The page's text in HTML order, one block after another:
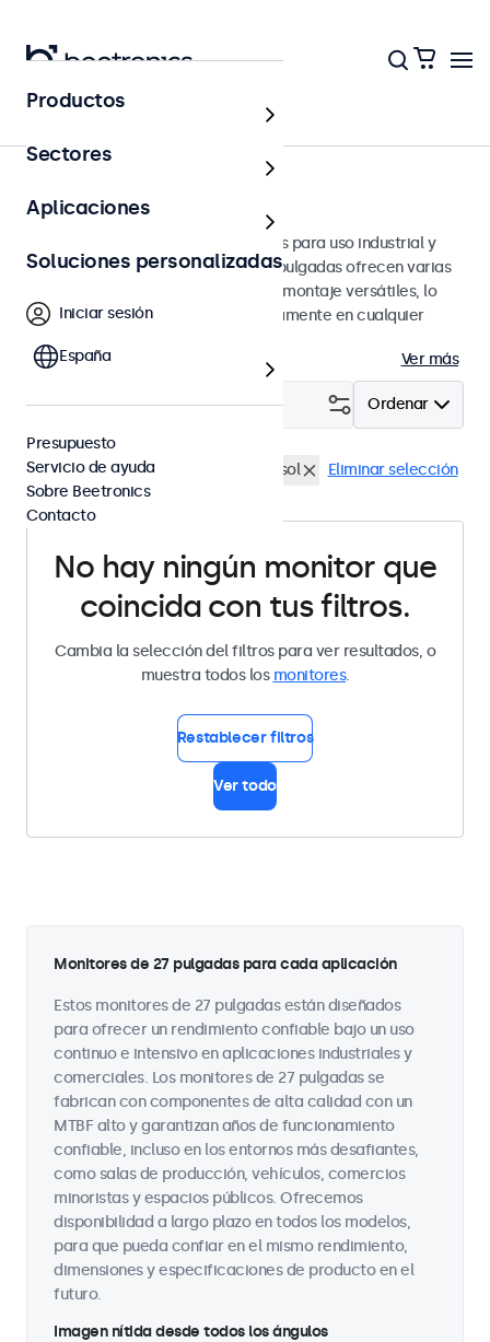
Monitores
Monitores de 27 pulgadas
Monitores de 27 pulgadas diseñados para uso industrial y
profesional. Estos monitores de 27 pulgadas ofrecen varias
conexiones de video y opciones de montaje versátiles, lo
que les permite integrarse perfectamente en cualquier
Ver más
Ordenar
Filtrar (0)
Monitores 27" Legible a la luz del sol Eliminar selección
No hay ningún monitor que
coincida con tus filtros.
Cambia la selección del filtros para ver resultados, o
muestra todos los monitores.
Restablecer filtros
Ver todo
Monitores de 27 pulgadas para cada aplicación
Estos monitores de 27 pulgadas están diseñados
para ofrecer un rendimiento confiable bajo un uso
continuo e intensivo en aplicaciones industriales y
comerciales. Los monitores de 27 pulgadas se
fabrican con componentes de alta calidad con un
MTBF alto y garantizan años de funcionamiento
confiable, incluso en los entornos más desafiantes,
como salas de producción, vehículos, comercios
minoristas y espacios públicos. Ofrecemos
disponibilidad a largo plazo en todos los modelos,
para que pueda confiar en el mismo rendimiento,
dimensiones y especificaciones de producto en el
futuro.
Imagen nítida desde todos los ángulos
Productos
Sectores
Aplicaciones
Soluciones personalizadas
Iniciar sesión
España
Presupuesto
Servicio de ayuda
Sobre Beetronics
Contacto